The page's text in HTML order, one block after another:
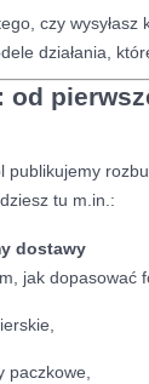
czy
działania,
od
publikujemy
tu m.in.:
dostawy
jak
paczkowe,